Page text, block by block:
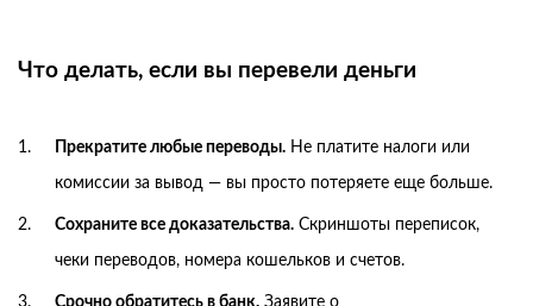
Что делать, если вы перевели деньги
Прекратите любые переводы. Не платите налоги или
комиссии за вывод — вы просто потеряете еще больше.
Сохраните все доказательства. Скриншоты переписок,
чеки переводов, номера кошельков и счетов.